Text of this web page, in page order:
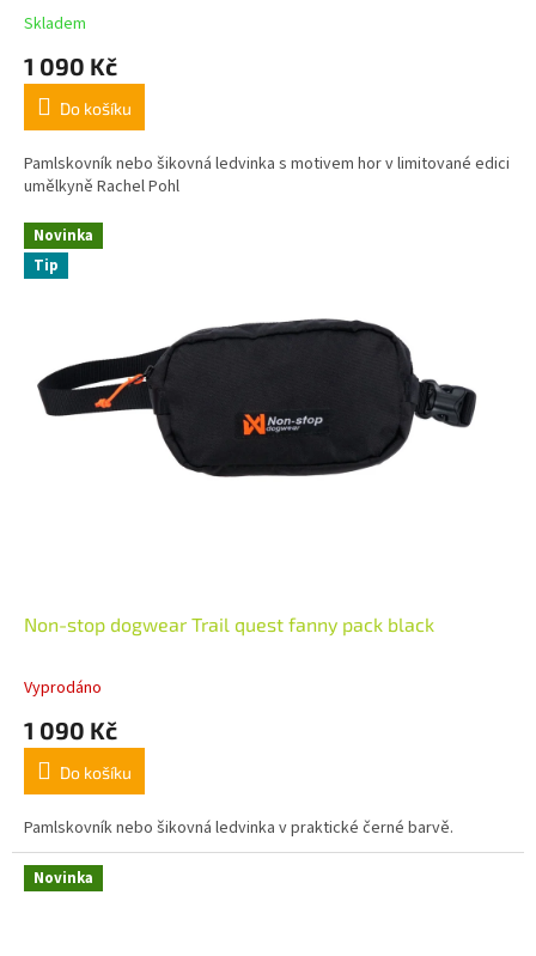
Skladem
1 090 Kč
Do košíku
Pamlskovník nebo šikovná ledvinka s motivem hor v limitované edici
umělkyně Rachel Pohl
Novinka
Tip
Non-stop dogwear Trail quest fanny pack black
Vyprodáno
1 090 Kč
Do košíku
Pamlskovník nebo šikovná ledvinka v praktické černé barvě.
Novinka